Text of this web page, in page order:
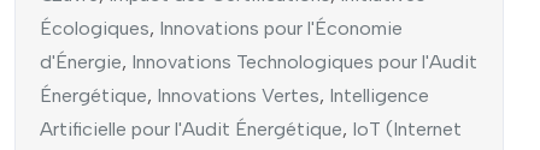
Écologiques, Innovations pour l'Économie
d'Énergie, Innovations Technologiques pour l'Audit
Énergétique, Innovations Vertes, Intelligence
Artificielle pour l'Audit Énergétique, IoT (Internet